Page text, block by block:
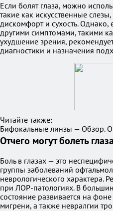
Если болят глаза, можно
такие как искусственные
дискомфорт и сухость. Однако,
другими симптомами, такими
ухудшение зрения,
диагностики и назначения
Читайте также:
Бифокальные линзы — Обзор.
Отчего могут болеть
Боль в глазах — это
группы заболеваний
неврологического характера.
при ЛОР-патологиях. В
состояние развивается на
мигрени, а также невралгии